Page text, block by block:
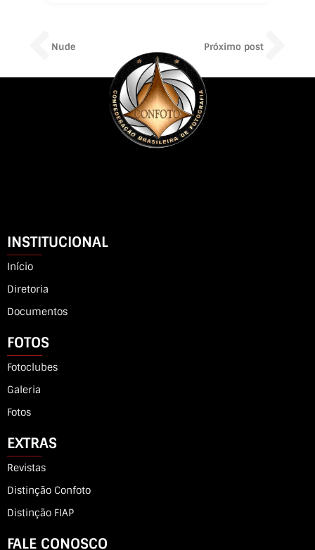
Prev
Nude Próximo post
INSTITUCIONAL
Início
Diretoria
Documentos
FOTOS
Fotoclubes
Galeria
Fotos
EXTRAS
Revistas
Distinção Confoto
Distinção FIAP
FALE CONOSCO